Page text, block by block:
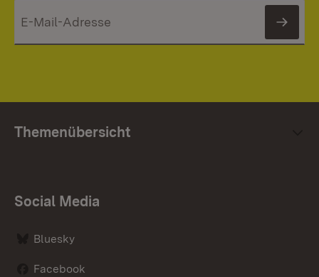
Themenübersicht
Social Media
Bluesky
Facebook